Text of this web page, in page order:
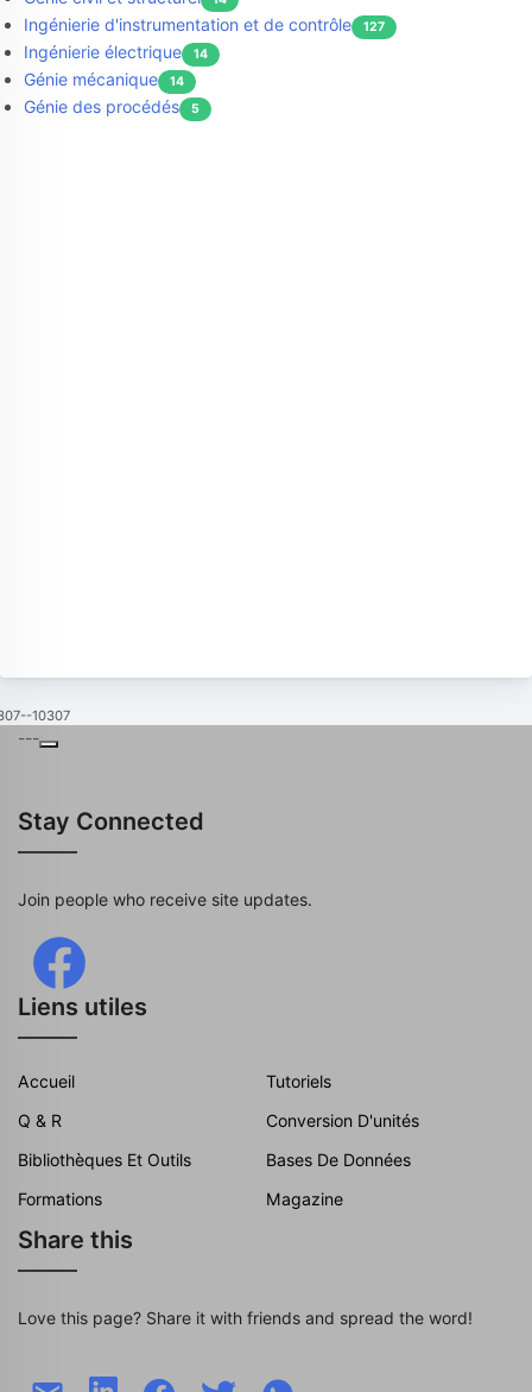
Ingénierie d'instrumentation et de contrôle 127
Ingénierie électrique 14
Génie mécanique 14
Génie des procédés 5
10307
---
Stay Connected
Join people who receive site updates.
Liens utiles
Accueil
Tutoriels
Q & R
Conversion D'unités
Bibliothèques Et Outils
Bases De Données
Formations
Magazine
Share this
Love this page? Share it with friends and spread the word!